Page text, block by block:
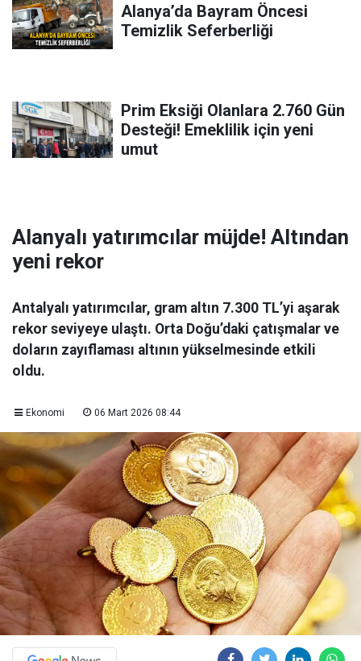
Alanya’da Bayram Öncesi
Temizlik Seferberliği
Prim Eksiği Olanlara 2.760 Gün
Desteği! Emeklilik için yeni
umut
Alanyalı yatırımcılar müjde! Altından
yeni rekor
Antalyalı yatırımcılar, gram altın 7.300 TL’yi aşarak
rekor seviyeye ulaştı. Orta Doğu’daki çatışmalar ve
doların zayıflaması altının yükselmesinde etkili
oldu.
Ekonomi 06 Mart 2026 08:44